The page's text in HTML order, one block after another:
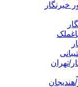
خبرنگار
تهران
هندیجان